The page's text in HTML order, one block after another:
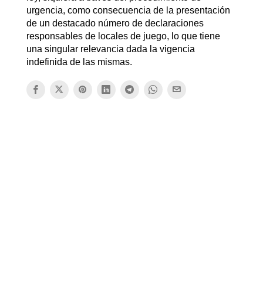
urgencia, como consecuencia de la presentación
de un destacado número de declaraciones
responsables de locales de juego, lo que tiene
una singular relevancia dada la vigencia
indefinida de las mismas.